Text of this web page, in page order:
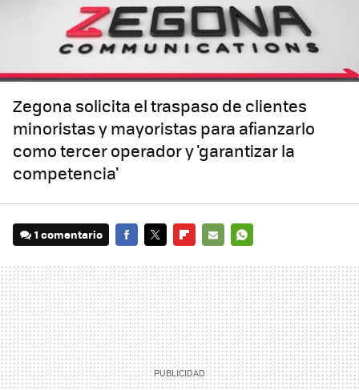
Zegona solicita el traspaso de clientes
minoristas y mayoristas para afianzarlo
como tercer operador y 'garantizar la
competencia'
1 comentario
MAIL